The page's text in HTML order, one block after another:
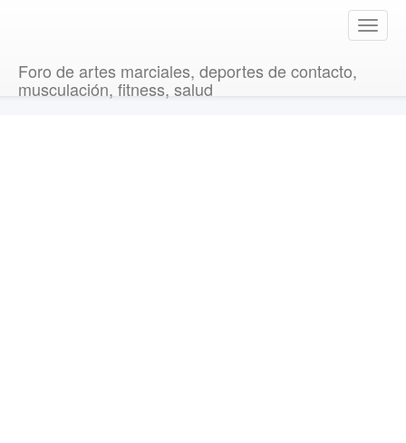
T
o
Foro de artes marciales, deportes de contacto,
musculación, fitness, salud